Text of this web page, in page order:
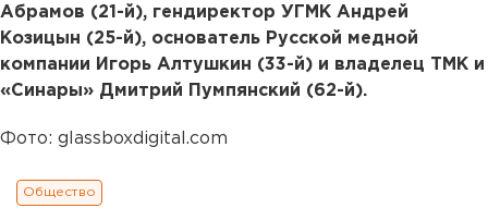
Абрамов (21-й), гендиректор УГМК Андрей
Козицын (25-й), основатель Русской медной
компании Игорь Алтушкин (33-й) и владелец ТМК и
«Синары» Дмитрий Пумпянский (62-й).
Фото: glassboxdigital.com
Общество